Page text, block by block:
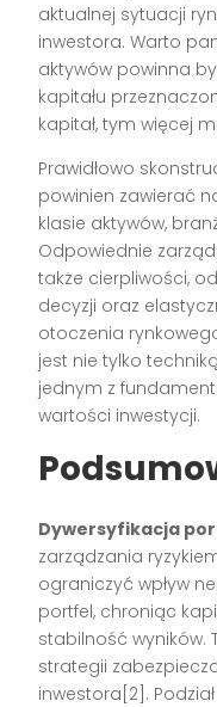
aktualnej sytuacji
inwestora. Warto
aktywów powinna
kapitału
kapitał, tym więcej
Prawidłowo
powinien zawierać
klasie aktywów,
Odpowiednie
także cierpliwości,
decyzji oraz
otoczenia
jest nie tylko
jednym z
wartości inwestycji.
Dywersyfikacja
zarządzania
ograniczyć wpływ
portfel, chroniąc
stabilność wyników.
strategii
inwestora[2].